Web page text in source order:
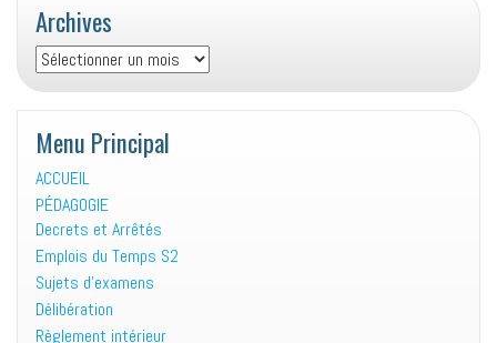
Archives
Archives
Menu Principal
ACCUEIL
PÉDAGOGIE
Decrets et Arrêtés
Emplois du Temps S2
Sujets d’examens
Délibération
Règlement intérieur